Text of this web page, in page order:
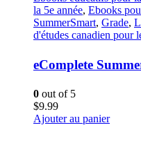
la 5e année, Ebooks
SummerSmart, Grade,
d'études canadien pour
eComplete
0 out of 5
$9.99
Ajouter au panier